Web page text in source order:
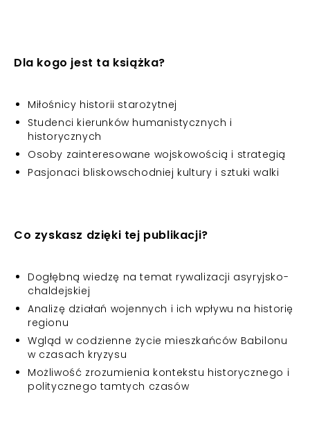
Dla kogo jest ta książka?
Miłośnicy historii starożytnej
Studenci kierunków humanistycznych i
historycznych
Osoby zainteresowane wojskowością i strategią
Pasjonaci bliskowschodniej kultury i sztuki walki
Co zyskasz dzięki tej publikacji?
Dogłębną wiedzę na temat rywalizacji asyryjsko-
chaldejskiej
Analizę działań wojennych i ich wpływu na historię
regionu
Wgląd w codzienne życie mieszkańców Babilonu
w czasach kryzysu
Możliwość zrozumienia kontekstu historycznego i
politycznego tamtych czasów